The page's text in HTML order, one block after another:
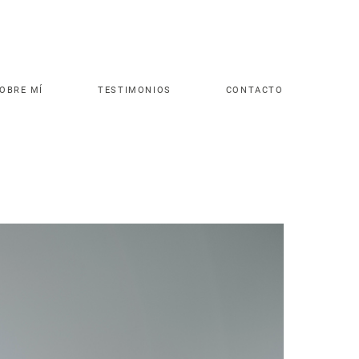
MÍ TESTIMONIOS CONTACTO